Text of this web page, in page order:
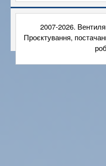
2007-2026.
Проєктування,